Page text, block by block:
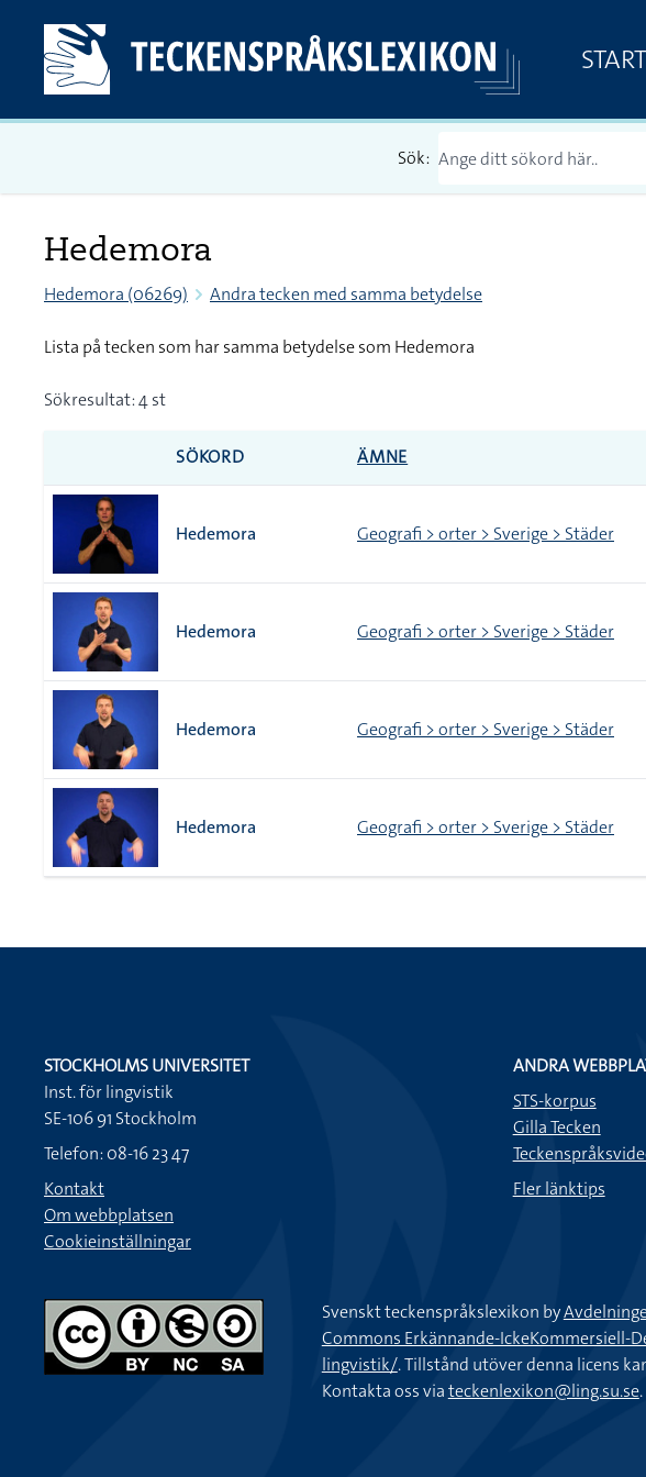
START
Sök:
Hedemora
Hedemora (06269) Andra tecken med samma betydelse
Lista på tecken som har samma betydelse som Hedemora
Sökresultat: 4 st
SÖKORD ÄMNE
Hedemora Geografi > orter > Sverige > Städer
Hedemora Geografi > orter > Sverige > Städer
Hedemora Geografi > orter > Sverige > Städer
Hedemora Geografi > orter > Sverige > Städer
STOCKHOLMS UNIVERSITET
Inst. för lingvistik
SE-106 91 Stockholm
Telefon: 08-16 23 47
Kontakt
Om webbplatsen
Cookieinställningar
ANDRA
STS-korpus
Gilla Tecken
Fler länktips
Svenskt teckenspråkslexikon by
Commons Erkännande-IckeKommersiell-
lingvistik/. Tillstånd utöver denna licens
Kontakta oss viateckenlexikon@ling.su.se.